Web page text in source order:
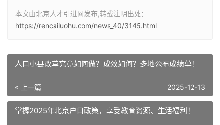
本文由北京人才引进网发布,转载注明出处：
https://rencailuohu.com/news_40/3145.html
人口小县改革究竟如何做？成效如何？多地公布成绩单！
« 上一篇 2025-12-13
掌握2025年北京户口政策，享受教育资源、生活福利！